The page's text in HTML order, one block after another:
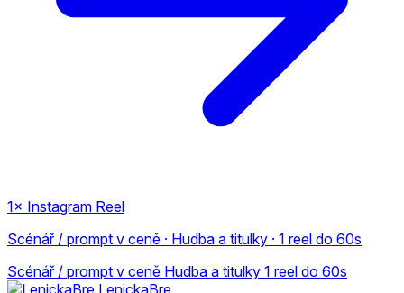
1× Instagram Reel
Scénář / prompt v ceně · Hudba a titulky · 1 reel do 60s
Scénář / prompt v ceně Hudba a titulky 1 reel do 60s
LenickaBre